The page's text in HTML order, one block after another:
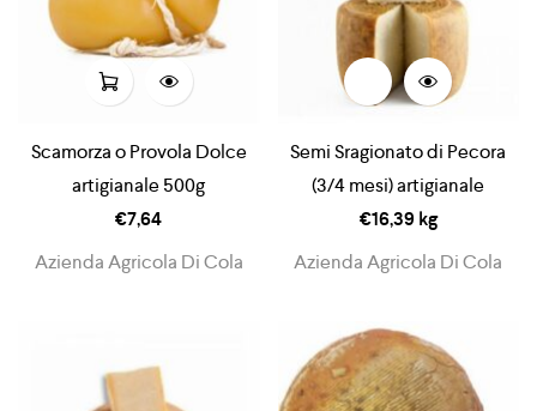
Scamorza o Provola Dolce
artigianale 500g
€7,64
Azienda Agricola Di Cola
Semi Sragionato di Pecora
(3/4 mesi) artigianale
€16,39 kg
Azienda Agricola Di Cola